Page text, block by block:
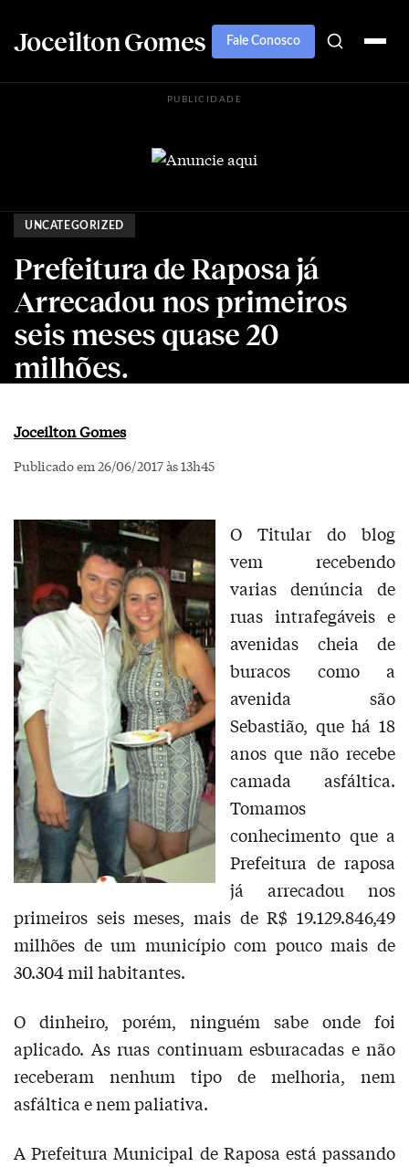
Joceilton Gomes Fale Conosco
PUBLICIDADE
UNCATEGORIZED
Prefeitura de Raposa já
Arrecadou nos primeiros
seis meses quase 20
milhões.
Joceilton Gomes
Publicado em 26/06/2017 às 13h45
O Titular do blog
vem recebendo
varias denúncia de
ruas intrafegáveis e
avenidas cheia de
buracos como a
avenida são
Sebastião, que há 18
anos que não recebe
camada asfáltica.
Tomamos
conhecimento que a
Prefeitura de raposa
já arrecadou nos
primeiros seis meses, mais de R$ 19.129.846,49
milhões de um município com pouco mais de
30.304 mil habitantes.
O dinheiro, porém, ninguém sabe onde foi
aplicado. As ruas continuam esburacadas e não
receberam nenhum tipo de melhoria, nem
asfáltica e nem paliativa.
A Prefeitura Municipal de Raposa está passando